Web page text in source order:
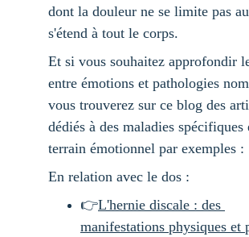
dont la douleur ne se limite pas
s'étend à tout le corps.
Et si vous souhaitez approfondir
entre émotions et pathologies
vous trouverez sur ce blog des
dédiés à des maladies spécifiques
terrain émotionnel par exemples :
En relation avec le dos :
👉L'hernie discale : des
manifestations physiques et